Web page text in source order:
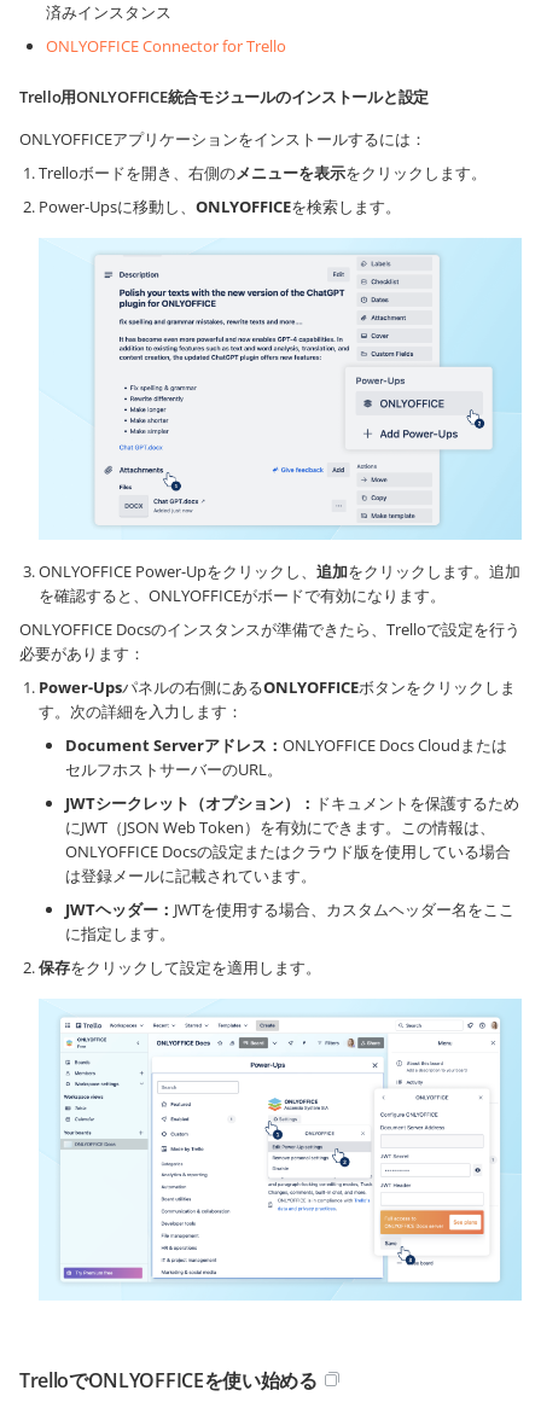
済みインスタンス
ONLYOFFICE Connector for Trello
Trello用ONLYOFFICE統合モジュールのインストールと設定
ONLYOFFICEアプリケーションをインストールするには：
Trelloボードを開き、右側のメニューを表示をクリックします。
Power-Upsに移動し、 ONLYOFFICEを検索します。
ONLYOFFICE Power-Upをクリックし、 追加をクリックします。追加
を確認すると、ONLYOFFICEがボードで有効になります。
ONLYOFFICE Docsのインスタンスが準備できたら、Trelloで設定を行う
必要があります：
Power-Upsパネルの右側にあるONLYOFFICEボタンをクリックしま
す。次の詳細を入力します：
Document Serverアドレス： ONLYOFFICE Docs Cloudまたは
セルフホストサーバーのURL。
JWTシークレット（オプション）： ドキュメントを保護するため
にJWT（JSON Web Token）を有効にできます。この情報は、
ONLYOFFICE Docsの設定またはクラウド版を使用している場合
は登録メールに記載されています。
JWTヘッダー： JWTを使用する場合、カスタムヘッダー名をここ
に指定します。
保存をクリックして設定を適用します。
TrelloでONLYOFFICEを使い始める